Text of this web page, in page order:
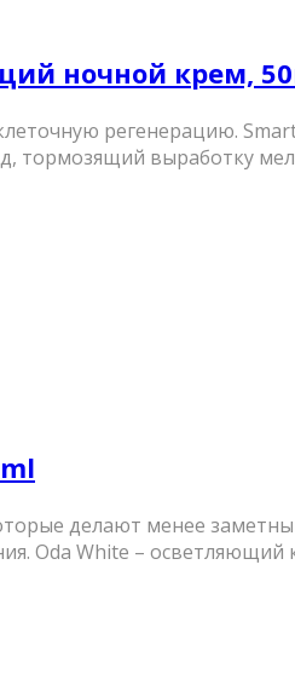
ночной крем,
регенерацию. Smart
тормозящий выработку
делают менее
Oda White –